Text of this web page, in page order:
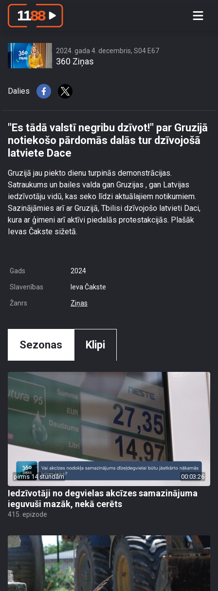
\"Es tādā valstī negribu dzīvot!\" par
2024. gada 4. decembris, S04 E67
360 Ziņas
Dalies
"Es tādā valstī negribu dzīvot!" par Gruzijā
notiekošo pārdomās dalās tur dzīvojošā
latviete Dace
Gruzijā jau piekto dienu turpinās demonstrācijas.
Satraukums un bailes valda gan Gruzijas , gan Latvijas
iedzīvotāju vidū, kas seko līdzi aktuālajiem notikumiem.
Sazinājāmies arī ar Gruzijā, Tbilisi dzīvojošo latvieti Daci,
kura ar ģimeni arī aktīvi piedalās protestakcijās. Plašāk
Ievas Čakste sižetā.
Gads 2024
Slavenības Ieva Čakste
Žanrs Ziņas
Sezonas Klipi
pirms 14 stundām 00:03:26
Iedzīvotāji no degvielas akcīzes samazinājuma
ieguvuši mazāk, nekā cerēts
415. epizode